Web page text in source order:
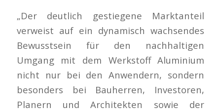
„Der deutlich gestiegene Marktanteil
verweist auf ein dynamisch wachsendes
Bewusstsein für den nachhaltigen
Umgang mit dem Werkstoff Aluminium
nicht nur bei den Anwendern, sondern
besonders bei Bauherren, Investoren,
Planern und Architekten sowie der